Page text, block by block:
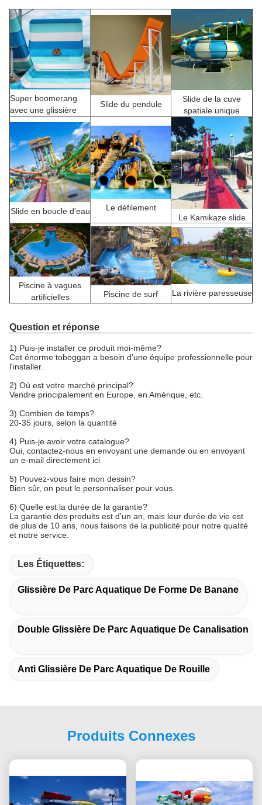
Super boomerang
avec une glissière
Slide du pendule
Slide de la cuve
spatiale unique
Slide en boucle d'eau
Le défilement
Le Kamikaze slide
Piscine à vagues
artificielles
Piscine de surf La rivière paresseuse
Question et réponse
1) Puis-je installer ce produit moi-même?
Cet énorme toboggan a besoin d'une équipe professionnelle pour
l'installer.
2) Où est votre marché principal?
Vendre principalement en Europe, en Amérique, etc.
3) Combien de temps?
20-35 jours, selon la quantité
4) Puis-je avoir votre catalogue?
Oui, contactez-nous en envoyant une demande ou en envoyant
un e-mail directement ici
5) Pouvez-vous faire mon dessin?
Bien sûr, on peut le personnaliser pour vous.
6) Quelle est la durée de la garantie?
La garantie des produits est d'un an, mais leur durée de vie est
de plus de 10 ans, nous faisons de la publicité pour notre qualité
et notre service.
Les Étiquettes:
Glissière De Parc Aquatique De Forme De Banane
Double Glissière De Parc Aquatique De Canalisation
Anti Glissière De Parc Aquatique De Rouille
Produits Connexes